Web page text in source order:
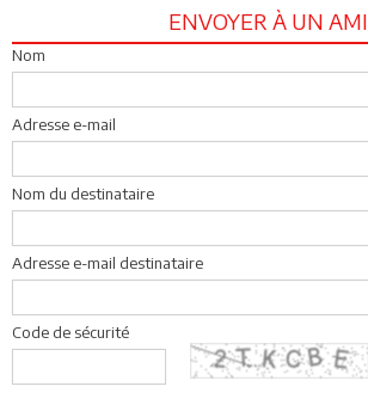
ENVOYER À UN AMI
Nom
Adresse e-mail
Nom du destinataire
Adresse e-mail destinataire
Code de sécurité